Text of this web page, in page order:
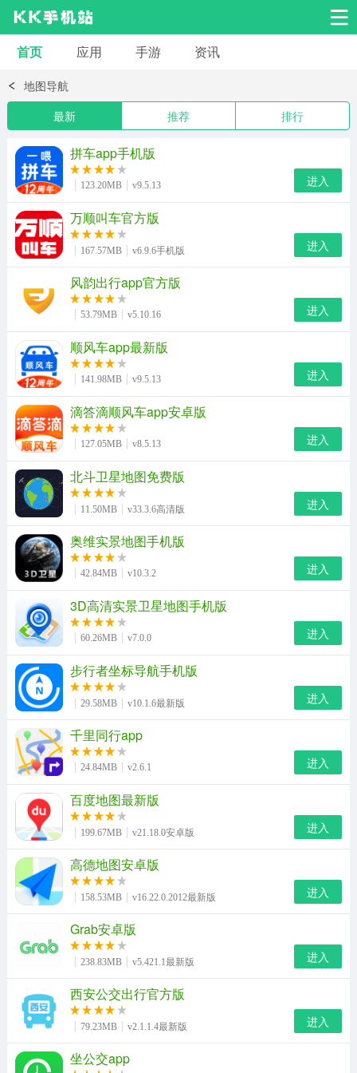
安卓应用
系统工具 交友聊天 影音播放
小说漫画
拍摄美化 浏览下载
运动健身 地图导航 网络购物
金融理财 游戏辅助
安卓其它
首页 应用 手游 资讯
地图导航
最新
推荐 排行
拼车app手机版
123.20MB v9.5.13 进入
万顺叫车官方版
167.57MB v6.9.6手机版 进入
风韵出行app官方版
53.79MB v5.10.16 进入
顺风车app最新版
141.98MB v9.5.13 进入
滴答滴顺风车app安卓版
127.05MB v8.5.13 进入
北斗卫星地图免费版
11.50MB v33.3.6高清版 进入
奥维实景地图手机版
42.84MB v10.3.2 进入
3D高清实景卫星地图手机版
60.26MB v7.0.0 进入
步行者坐标导航手机版
29.58MB v10.1.6最新版 进入
千里同行app
24.84MB v2.6.1 进入
百度地图最新版
199.67MB v21.18.0安卓版 进入
高德地图安卓版
158.53MB v16.22.0.2012最新版 进入
Grab安卓版
238.83MB v5.421.1最新版 进入
西安公交出行官方版
79.23MB v2.1.1.4最新版 进入
坐公交app